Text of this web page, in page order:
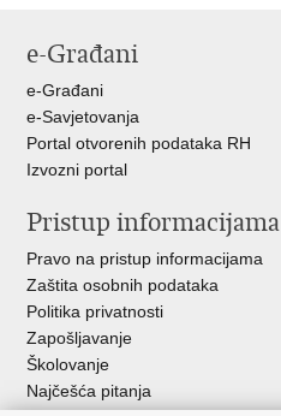
e-Građani
e-Građani
e-Savjetovanja
Portal otvorenih podataka RH
Izvozni portal
Pristup informacijama
Pravo na pristup informacijama
Zaštita osobnih podataka
Politika privatnosti
Zapošljavanje
Školovanje
Najčešća pitanja